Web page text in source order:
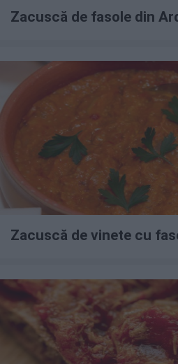
Zacuscă de fasole din
Zacuscă de vinete cu